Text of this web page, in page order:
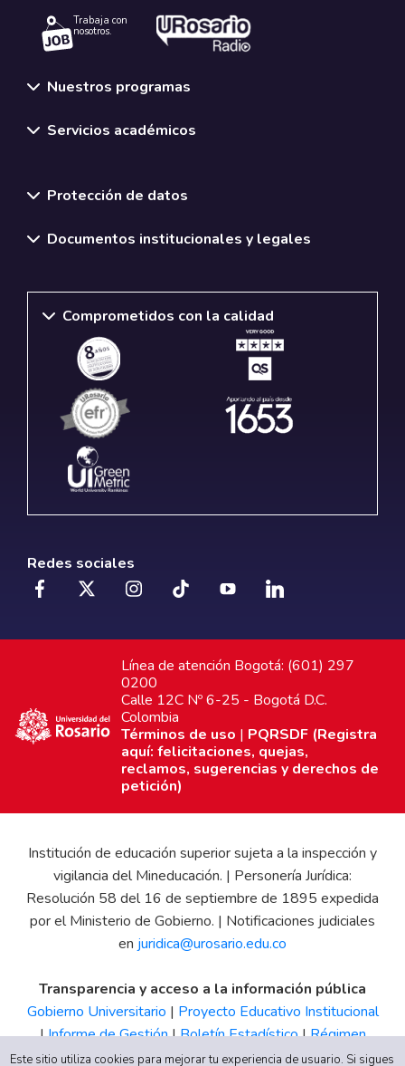
Trabaja con
nosotros.
Nuestros programas
Servicios académicos
Protección de datos
Documentos institucionales y legales
Comprometidos con la calidad
Redes sociales
Línea de atención Bogotá: (601) 297
0200
Calle 12C Nº 6-25 - Bogotá D.C.
Colombia
Términos de uso | PQRSDF (Registra
aquí: felicitaciones, quejas,
reclamos, sugerencias y derechos de
petición)
Institución de educación superior sujeta a la inspección y
vigilancia del Mineducación. | Personería Jurídica:
Resolución 58 del 16 de septiembre de 1895 expedida
por el Ministerio de Gobierno. | Notificaciones judiciales
en juridica@urosario.edu.co
Transparencia y acceso a la información pública
Gobierno Universitario | Proyecto Educativo Institucional
|Informe de Gestión|Boletín Estadístico|Régimen
Tributario|Estados Financieros |Código de Ética| Canal
Este sitio utiliza cookies para mejorar tu experiencia de usuario. Si sigues